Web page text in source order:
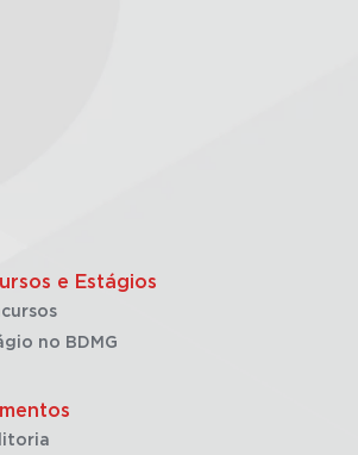
e Estágios
no BDMG